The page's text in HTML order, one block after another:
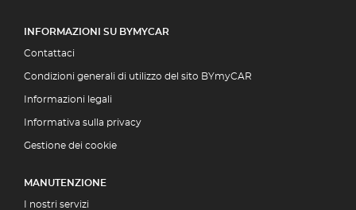
INFORMAZIONI SU BYMYCAR
Contattaci
Condizioni generali di utilizzo del sito BYmyCAR
Informazioni legali
Informativa sulla privacy
Gestione dei cookie
MANUTENZIONE
I nostri servizi